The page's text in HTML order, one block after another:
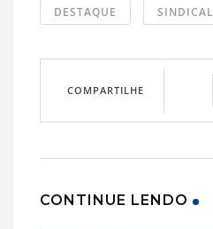
DESTAQUE SINDICAL
COMPARTILHE
CONTINUE LENDO